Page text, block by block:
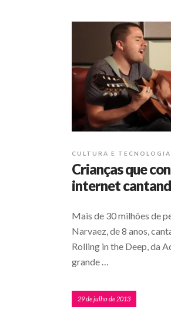
CULTURA E TECNOLOGIA
Crianças que
internet
Mais de 30 milhões de
Narvaez, de 8 anos,
Rolling in the Deep, da
grande …
29 de julho de 2013